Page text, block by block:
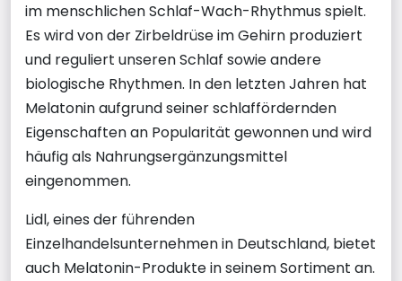
im menschlichen Schlaf-Wach-Rhythmus spielt.
Es wird von der Zirbeldrüse im Gehirn produziert
und reguliert unseren Schlaf sowie andere
biologische Rhythmen. In den letzten Jahren hat
Melatonin aufgrund seiner schlaffördernden
Eigenschaften an Popularität gewonnen und wird
häufig als Nahrungsergänzungsmittel
eingenommen.
Lidl, eines der führenden
Einzelhandelsunternehmen in Deutschland, bietet
auch Melatonin-Produkte in seinem Sortiment an.